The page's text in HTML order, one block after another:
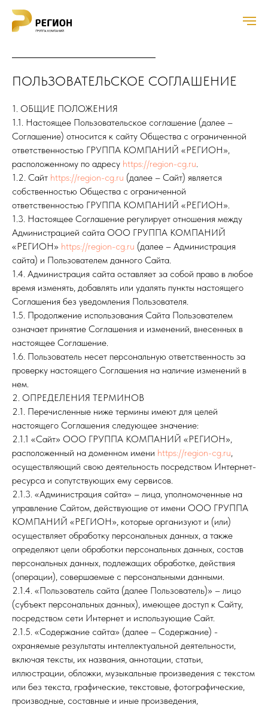
ПОЛЬЗОВАТЕЛЬСКОЕ СОГЛАШЕНИЕ
1. ОБЩИЕ ПОЛОЖЕНИЯ
1.1. Настоящее Пользовательское соглашение (далее –
Соглашение) относится к сайту Общества с ограниченной
ответственностью ГРУППА КОМПАНИЙ «РЕГИОН»,
расположенному по адресу https://region-cg.ru.
1.2. Сайт https://region-cg.ru (далее – Сайт) является
собственностью Общества с ограниченной
ответственностью ГРУППА КОМПАНИЙ «РЕГИОН».
1.3. Настоящее Соглашение регулирует отношения между
Администрацией сайта ООО ГРУППА КОМПАНИЙ
«РЕГИОН» https://region-cg.ru (далее – Администрация
сайта) и Пользователем данного Сайта.
1.4. Администрация сайта оставляет за собой право в любое
время изменять, добавлять или удалять пункты настоящего
Соглашения без уведомления Пользователя.
1.5. Продолжение использования Сайта Пользователем
означает принятие Соглашения и изменений, внесенных в
настоящее Соглашение.
1.6. Пользователь несет персональную ответственность за
проверку настоящего Соглашения на наличие изменений в
нем.
2. ОПРЕДЕЛЕНИЯ ТЕРМИНОВ
2.1. Перечисленные ниже термины имеют для целей
настоящего Соглашения следующее значение:
2.1.1 «Сайт» ООО ГРУППА КОМПАНИЙ «РЕГИОН»,
расположенный на доменном имени https://region-cg.ru,
осуществляющий свою деятельность посредством Интернет-
ресурса и сопутствующих ему сервисов.
2.1.3. «Администрация сайта» – лица, уполномоченные на
управление Сайтом, действующие от имени ООО ГРУППА
КОМПАНИЙ «РЕГИОН», которые организуют и (или)
осуществляет обработку персональных данных, а также
определяют цели обработки персональных данных, состав
персональных данных, подлежащих обработке, действия
(операции), совершаемые с персональными данными.
2.1.4. «Пользователь сайта (далее Пользователь)» – лицо
(субъект персональных данных), имеющее доступ к Сайту,
посредством сети Интернет и использующие Сайт.
2.1.5. «Содержание сайта» (далее – Содержание) -
охраняемые результаты интеллектуальной деятельности,
включая тексты, их названия, аннотации, статьи,
иллюстрации, обложки, музыкальные произведения с текстом
или без текста, графические, текстовые, фотографические,
производные, составные и иные произведения,